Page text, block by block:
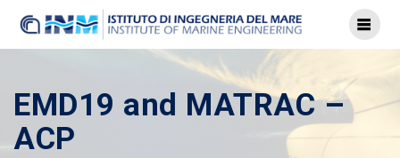
EMD19 and MATRAC –
ACP